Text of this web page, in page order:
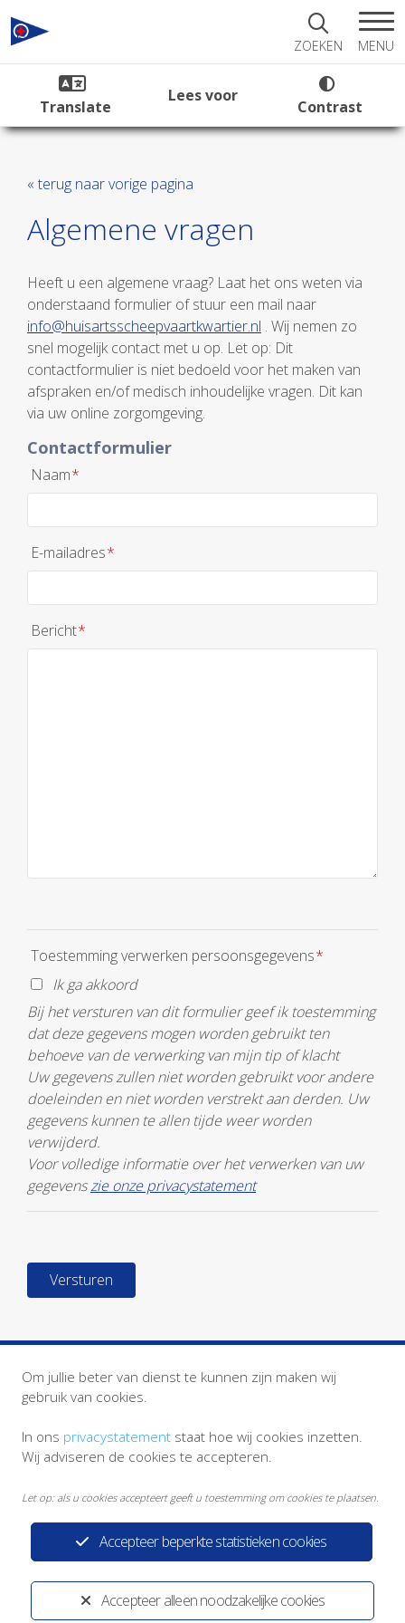
ZOEKEN MENU
Translate
Lees voor
Contrast
« terug naar vorige pagina
Algemene vragen
Heeft u een algemene vraag? Laat het ons weten via
onderstaand formulier of stuur een mail naar
info@huisartsscheepvaartkwartier.nl . Wij nemen zo
snel mogelijk contact met u op. Let op: Dit
contactformulier is niet bedoeld voor het maken van
afspraken en/of medisch inhoudelijke vragen. Dit kan
via uw online zorgomgeving.
Contactformulier
Naam*
E-mailadres*
Bericht*
Toestemming verwerken persoonsgegevens*
Ik ga akkoord
Bij het versturen van dit formulier geef ik toestemming
dat deze gegevens mogen worden gebruikt ten
behoeve van de verwerking van mijn tip of klacht
Uw gegevens zullen niet worden gebruikt voor andere
doeleinden en niet worden verstrekt aan derden. Uw
gegevens kunnen te allen tijde weer worden
verwijderd.
Voor volledige informatie over het verwerken van uw
gegevenszie onze privacystatement
Accepteer alleen noodzakelijke cookies
Accepteer beperkte statistieken cookies
Om jullie beter van dienst te kunnen zijn maken wij
gebruik van cookies.
In ons privacystatement staat hoe wij cookies inzetten.
Wij adviseren de cookies te accepteren.
Let op: als u cookies accepteert geeft u toestemming om cookies te plaatsen.